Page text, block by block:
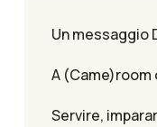
Un messaggio
A (Came)room
Servire,